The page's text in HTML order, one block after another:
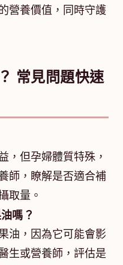
營養價值，同時守護
常見問題快速
，但孕婦體質特殊，
師，瞭解是否適合補
取量。
嗎？
油，因為它可能會影
生或營養師，評估是